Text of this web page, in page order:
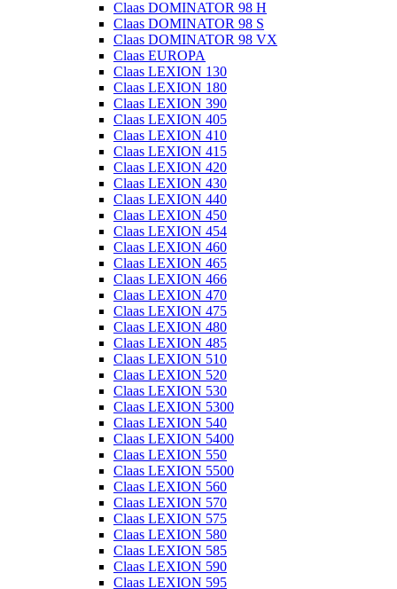
Claas DOMINATOR 98 H
Claas DOMINATOR 98 S
Claas DOMINATOR 98 VX
Claas EUROPA
Claas LEXION 130
Claas LEXION 180
Claas LEXION 390
Claas LEXION 405
Claas LEXION 410
Claas LEXION 415
Claas LEXION 420
Claas LEXION 430
Claas LEXION 440
Claas LEXION 450
Claas LEXION 454
Claas LEXION 460
Claas LEXION 465
Claas LEXION 466
Claas LEXION 470
Claas LEXION 475
Claas LEXION 480
Claas LEXION 485
Claas LEXION 510
Claas LEXION 520
Claas LEXION 530
Claas LEXION 5300
Claas LEXION 540
Claas LEXION 5400
Claas LEXION 550
Claas LEXION 5500
Claas LEXION 560
Claas LEXION 570
Claas LEXION 575
Claas LEXION 580
Claas LEXION 585
Claas LEXION 590
Claas LEXION 595